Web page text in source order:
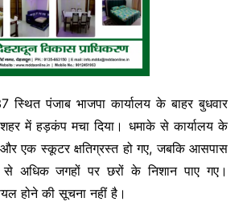
पंजाब भाजपा कार्यालय के बाहर बुधवार
में हड़कंप मचा दिया। धमाके से कार्यालय के
एक स्कूटर क्षतिग्रस्त हो गए, जबकि आसपास
से अधिक जगहों पर छरों के निशान पाए गए।
होने की सूचना नहीं है।